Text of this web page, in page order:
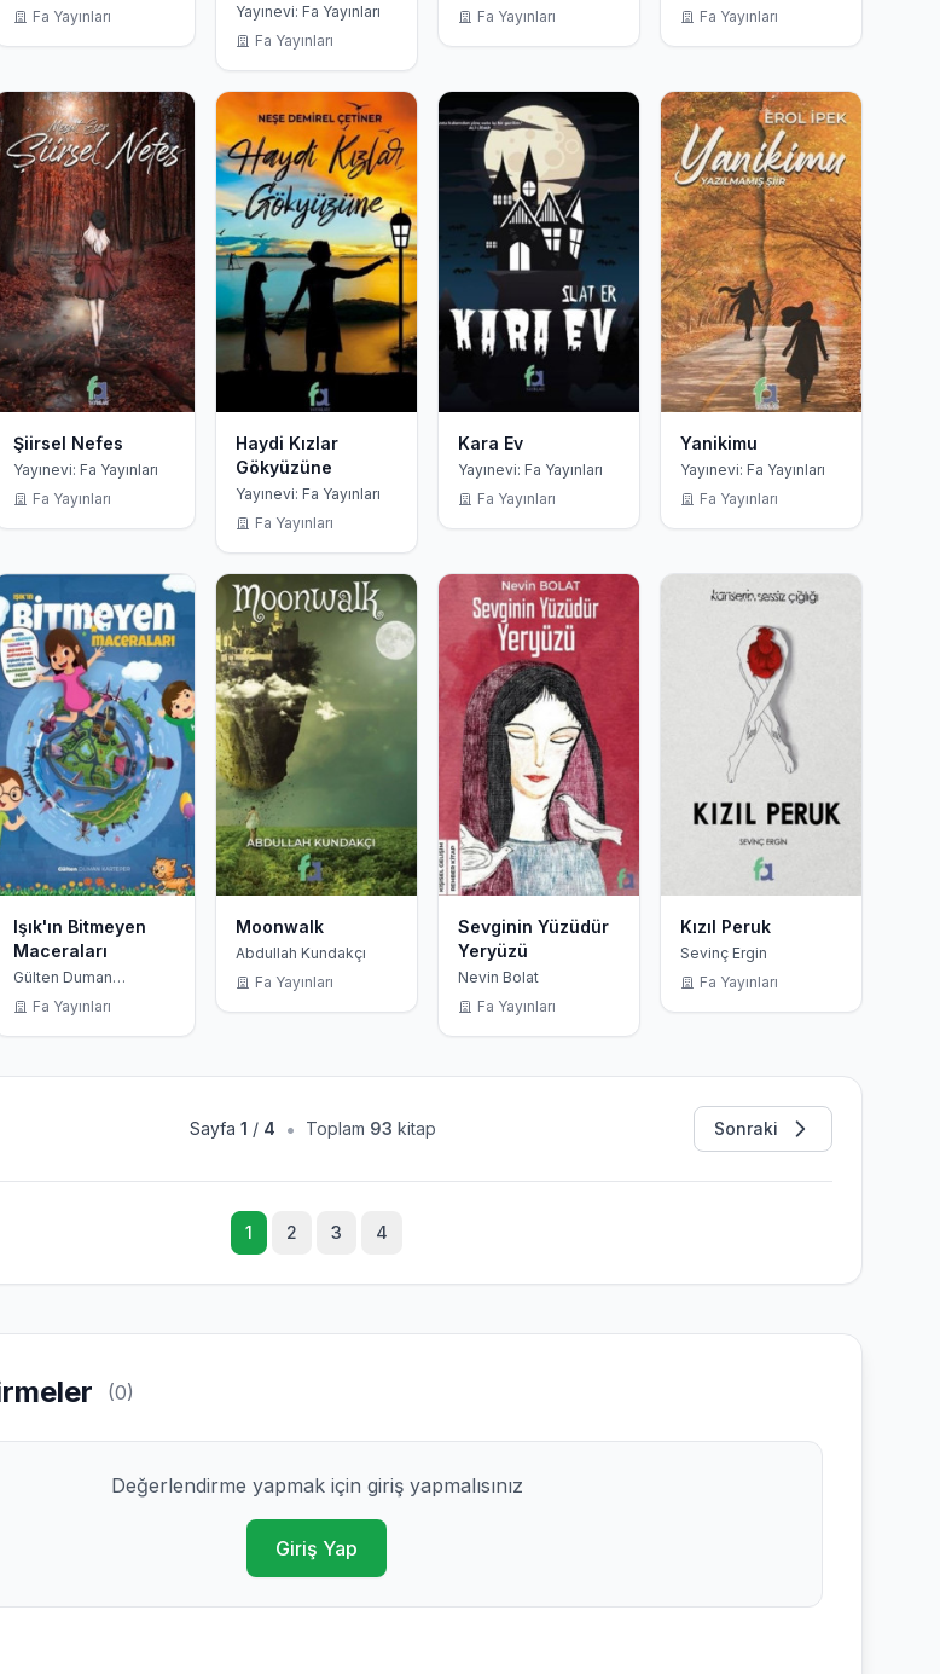
Fa Yayınları
Yayınevi: Fa Yayınları
Fa Yayınları
Fa Yayınları
Fa Yayınları
Şiirsel Nefes
Yayınevi: Fa Yayınları
Fa Yayınları
Haydi Kızlar
Gökyüzüne
Yayınevi: Fa Yayınları
Fa Yayınları
Kara Ev
Yayınevi: Fa Yayınları
Fa Yayınları
Yanikimu
Yayınevi: Fa Yayınları
Fa Yayınları
Işık'ın Bitmeyen
Maceraları
Gülten Duman
Karteper
Fa Yayınları
Moonwalk
Abdullah Kundakçı
Fa Yayınları
Sevginin Yüzüdür
Yeryüzü
Nevin Bolat
Fa Yayınları
Kızıl Peruk
Sevinç Ergin
Fa Yayınları
Sayfa 1 / 4 • Toplam 93 kitap Sonraki
1 2 3 4
(0)
Değerlendirme yapmak için giriş yapmalısınız
Giriş Yap